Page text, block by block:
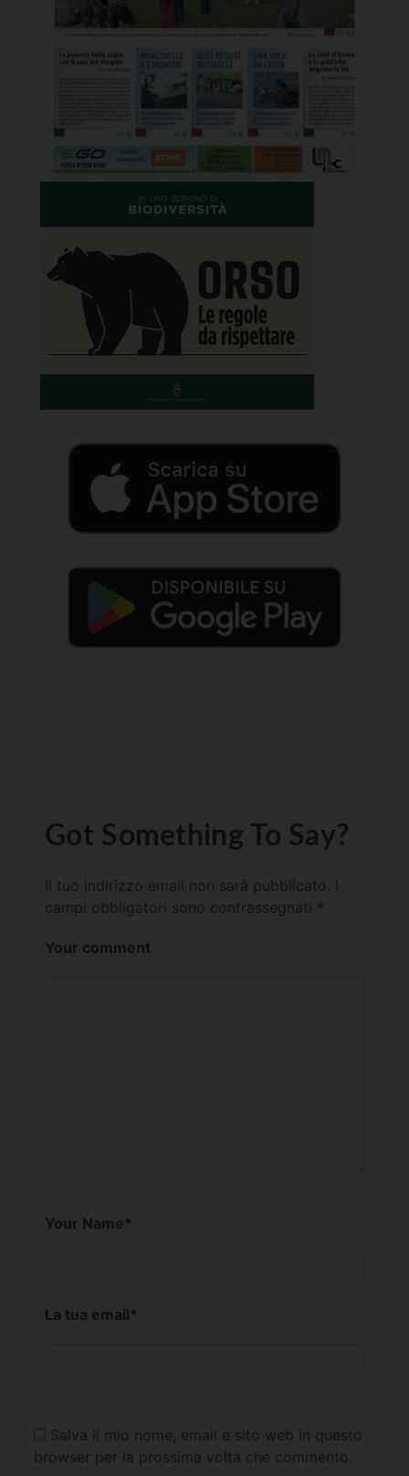
Got Something To Say?
Il tuo indirizzo email non sarà pubblicato.
campi obbligatori sono contrassegnati *
Your comment
Your Name*
La tua email*
Salva il mio nome, email e sito web in questo
browser per la prossima volta che commento.